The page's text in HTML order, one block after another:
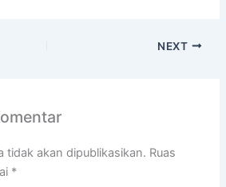
NEXT
tidak akan dipublikasikan. Ruas
*